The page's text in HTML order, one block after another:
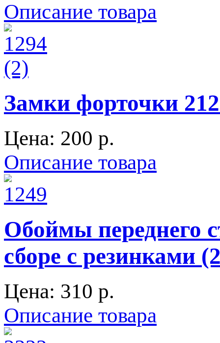
Описание товара
Замки форточки
Цена: 200 p.
Описание товара
Обоймы переднего
сборе с резинками
Цена: 310 p.
Описание товара